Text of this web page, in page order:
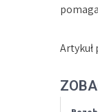
Artykuł